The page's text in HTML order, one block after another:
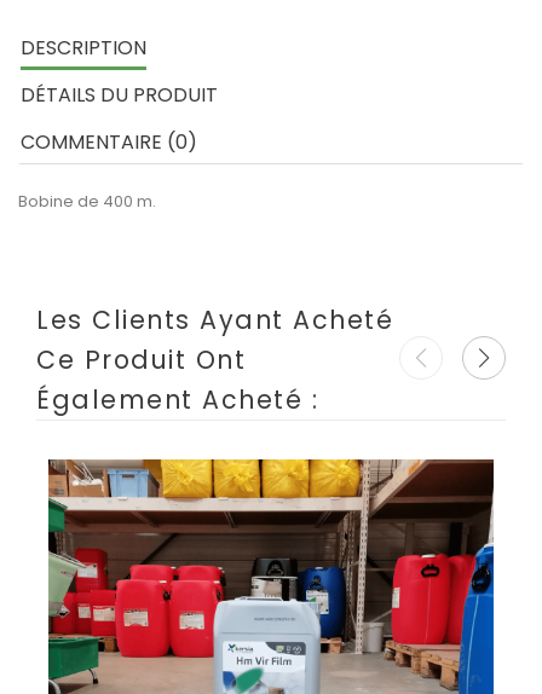
DESCRIPTION
DÉTAILS DU PRODUIT
COMMENTAIRE (0)
Bobine de 400 m.
Les Clients Ayant Acheté
Ce Produit Ont
Également Acheté :